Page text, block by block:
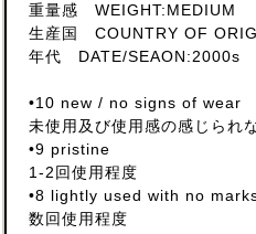
重量感 WEIGHT:MEDIUM
生産国 COUNTRY OF
年代 DATE/SEAON:2000s
•10 new / no signs of wear
未使用及び使用感の感じられ
•9 pristine
1-2回使用程度
•8 lightly used with no
数回使用程度